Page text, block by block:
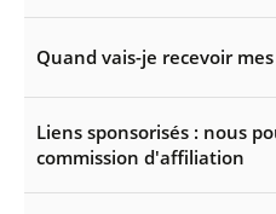
Quand vais-je recevoir
Liens sponsorisés : nous
commission d'affiliation